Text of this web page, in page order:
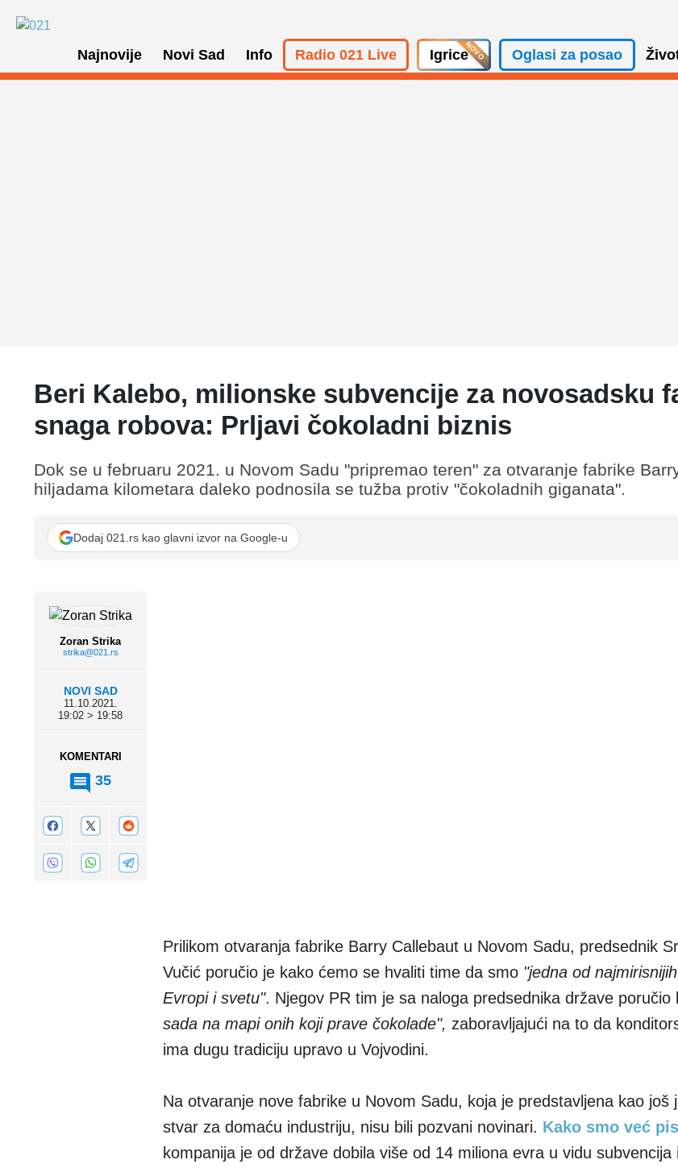
Najnovije Novi Sad Info Radio 021 Live Igrice Oglasi za posao
Beri Kalebo, milionske subvencije za novosadsku
snaga robova: Prljavi čokoladni biznis
Zoran Strika
strika@021.rs
NOVI SAD
11.10.2021.
19:02 > 19:58
KOMENTARI
35
Dok se u februaru 2021. u Novom Sadu "pripremao teren" za otvaranje fabrike
hiljadama kilometara daleko podnosila se tužba protiv "čokoladnih giganata".
Dodaj 021.rs kao glavni izvor na Google-u
Prilikom otvaranja fabrike Barry Callebaut u Novom Sadu, predsednik
Vučić poručio je kako ćemo se hvaliti time da smo "jedna od
Evropi i svetu". Njegov PR tim je sa naloga predsednika države poručio
sada na mapi onih koji prave čokolade", zaboravljajući na to da
ima dugu tradiciju upravo u Vojvodini.
Na otvaranje nove fabrike u Novom Sadu, koja je predstavljena kao još
stvar za domaću industriju, nisu bili pozvani novinari. Kako smo već
kompanija je od države dobila više od 14 miliona evra u vidu subvencija